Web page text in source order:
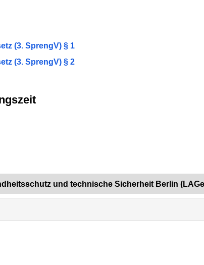
(3. SprengV) § 1
(3. SprengV) § 2
und technische Sicherheit Berlin